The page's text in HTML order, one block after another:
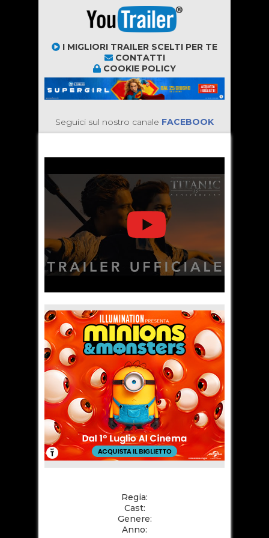
I MIGLIORI TRAILER SCELTI PER TE
CONTATTI
COOKIE POLICY
Seguici sul nostro canale FACEBOOK
Regia:
Cast:
Genere:
Anno: